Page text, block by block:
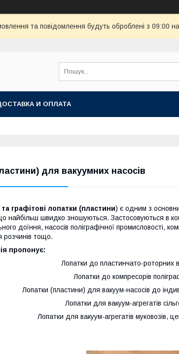
та повідомлення будуть оброблені з 09:00
И ОПЛАТА
для вакуумних насосів
та графітові лопатки (пластини) є одним з
найбільш швидко зношуються. Застосовуються в
доїння, насосів поліграфічної промисловості,
розчинів тощо.
пропонує:
Лопатки до пластинчато-роторних
Лопатки до компресорів
Лопатки (пластини) для вакуум-насосів до
Лопатки для вакуум-агрегатів
Лопатки для вакуум-агрегатів муковозів,